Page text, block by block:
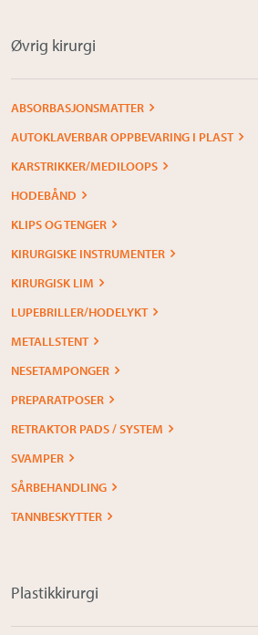
Øvrig kirurgi
ABSORBASJONSMATTER
AUTOKLAVERBAR OPPBEVARING I PLAST
KARSTRIKKER/MEDILOOPS
HODEBÅND
KLIPS OG TENGER
KIRURGISKE INSTRUMENTER
KIRURGISK LIM
LUPEBRILLER/HODELYKT
METALLSTENT
NESETAMPONGER
PREPARATPOSER
RETRAKTOR PADS / SYSTEM
SVAMPER
SÅRBEHANDLING
TANNBESKYTTER
Plastikkirurgi